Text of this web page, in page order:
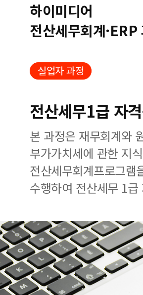
하이미디어
전산세무회계·ERP
실업자 과정
전산세무1급 자
본 과정은 재무회계와
부가가치세에 관한 지
전산세무회계프로그램
수행하여 전산세무 1